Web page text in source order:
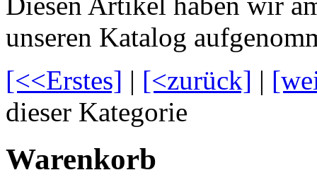
unseren Katalog
[<<Erstes] | [<zurück] |
dieser Kategorie
Warenkorb